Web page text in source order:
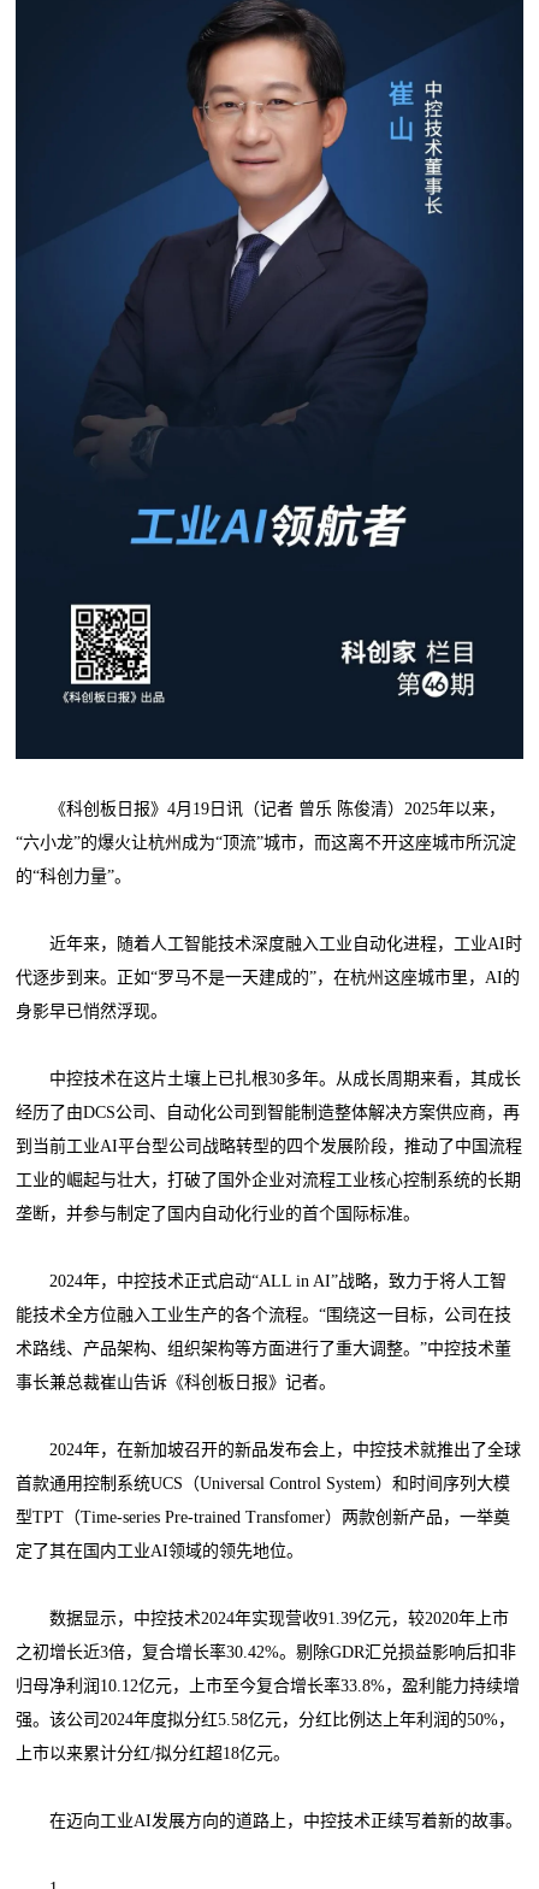
《科创板日报》4月19日讯（记者 曾乐 陈俊清）2025年以来，
“六小龙”的爆火让杭州成为“顶流”城市，而这离不开这座城市所沉淀
的“科创力量”。
近年来，随着人工智能技术深度融入工业自动化进程，工业AI时
代逐步到来。正如“罗马不是一天建成的”，在杭州这座城市里，AI的
身影早已悄然浮现。
中控技术在这片土壤上已扎根30多年。从成长周期来看，其成长
经历了由DCS公司、自动化公司到智能制造整体解决方案供应商，再
到当前工业AI平台型公司战略转型的四个发展阶段，推动了中国流程
工业的崛起与壮大，打破了国外企业对流程工业核心控制系统的长期
垄断，并参与制定了国内自动化行业的首个国际标准。
2024年，中控技术正式启动“ALL in AI”战略，致力于将人工智
能技术全方位融入工业生产的各个流程。“围绕这一目标，公司在技
术路线、产品架构、组织架构等方面进行了重大调整。”中控技术董
事长兼总裁崔山告诉《科创板日报》记者。
2024年，在新加坡召开的新品发布会上，中控技术就推出了全球
首款通用控制系统UCS（Universal Control System）和时间序列大模
型TPT（Time-series Pre-trained Transfomer）两款创新产品，一举奠
定了其在国内工业AI领域的领先地位。
数据显示，中控技术2024年实现营收91.39亿元，较2020年上市
之初增长近3倍，复合增长率30.42%。剔除GDR汇兑损益影响后扣非
归母净利润10.12亿元，上市至今复合增长率33.8%，盈利能力持续增
强。该公司2024年度拟分红5.58亿元，分红比例达上年利润的50%，
上市以来累计分红/拟分红超18亿元。
在迈向工业AI发展方向的道路上，中控技术正续写着新的故事。